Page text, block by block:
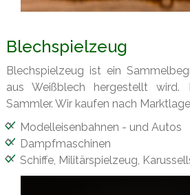
Blechspielzeug
Blechspielzeug ist ein
aus Weißblech hergestellt
Sammler. Wir kaufen nach
Modelleisenbahnen - und Autos
Dampfmaschinen
Schiffe, Militärspielzeug,